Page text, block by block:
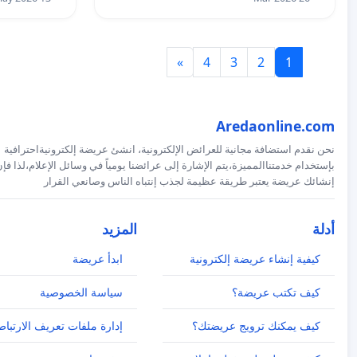
1
2
3
4
»
Aredaonline.com
نحن نقدم استضافة مجانية للعرائض الإلكترونية، انشئ عريضة إلكترونيةاحترافية
بإستخدام خدمتناالمميزة،يتم الإشارة إلى عرائضنا يومياً في وسائل الإعلام،لذا
إنشائك عريضة يعتبر طريقة عظيمة لجذب إنتباه الناس وصانعي القرار
أدلة
كيفية إنشاء عريضة إلكترونية
كيف تكتب عريضة؟
كيف يمكنك ترويج عريضتك؟
المزيد
ابدأ عريضة
سياسة الخصوصية
إدارة ملفات تعريف